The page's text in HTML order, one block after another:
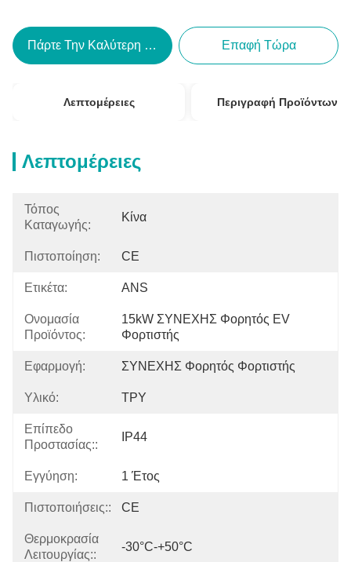
Πάρτε Την Καλύτερη Τιμή Επαφή Τώρα
Λεπτομέρειες Περιγραφή Προϊόντων
Λεπτομέρειες
Τόπος
Καταγωγής:
Κίνα
Πιστοποίηση: CE
Ετικέτα: ANS
Ονομασία
Προϊόντος:
15kW ΣΥΝΕΧΗΣ Φορητός EV
Φορτιστής
Εφαρμογή: ΣΥΝΕΧΗΣ Φορητός Φορτιστής
Υλικό: ΤΡΥ
Επίπεδο
Προστασίας::
IP44
Εγγύηση: 1 Έτος
Πιστοποιήσεις:: CE
Θερμοκρασία
Λειτουργίας::
-30°C-+50°C